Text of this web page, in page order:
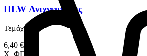
HLW Ανιχνευτήρες
Τεμάχιο
6,40 €
Χ. ΦΠΑ